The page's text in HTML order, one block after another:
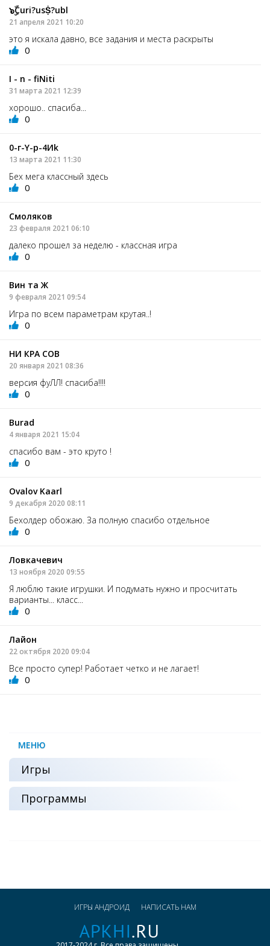
๖ۣۜCuri?usṨ?ubl
21 апреля 2021 10:20
это я искала давно, все задания и места раскрыты
0
I - n - fiNiti
31 марта 2021 12:39
хорошо.. спасиба...
0
0-г-Y-p-4Иk
13 марта 2021 11:30
Бех мега классный здесь
0
Смоляков
23 февраля 2021 06:10
далеко прошел за неделю - классная игра
0
Вин та Ж
9 февраля 2021 09:54
Игра по всем параметрам крутая..!
0
НИ КРА СОВ
20 января 2021 08:36
версия фуЛЛ! спасиба!!!!
0
Burad
4 января 2021 15:04
спасибо вам - это круто !
0
Ovalov Kaarl
9 декабря 2020 08:11
Бехолдер обожаю. За полную спасибо отдельное
0
Ловкачевич
13 ноября 2020 09:55
Я люблю такие игрушки. И подумать нужно и просчитать
варианты... класс...
0
Лайон
22 октября 2020 09:04
Все просто супер! Работает четко и не лагает!
0
МЕНЮ
Игры
Программы
ИГРЫ АНДРОИД НАПИСАТЬ НАМ